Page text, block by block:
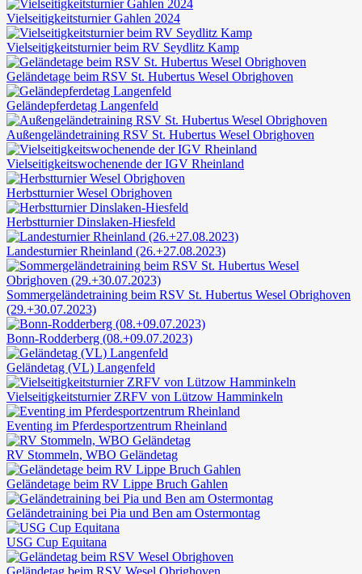
Vielseitigkeitsturnier Gahlen 2024
Vielseitigkeitsturnier beim RV Seydlitz Kamp
Geländetage beim RSV St. Hubertus Wesel Obrighoven
Geländepferdetag Langenfeld
Außengeländetraining RSV St. Hubertus Wesel Obrighoven
Vielseitigkeitswochenende der IGV Rheinland
Herbstturnier Wesel Obrighoven
Herbstturnier Dinslaken-Hiesfeld
Landesturnier Rheinland (26.+27.08.2023)
Sommergeländetraining beim RSV St. Hubertus Wesel Obrighoven
(29.+30.07.2023)
Bonn-Rodderberg (08.+09.07.2023)
Geländetag (VL) Langenfeld
Vielseitigkeitsturnier ZRFV von Lützow Hamminkeln
Eventing im Pferdesportzentrum Rheinland
RV Stommeln, WBO Geländetag
Geländetage beim RV Lippe Bruch Gahlen
Geländetraining bei Pia und Ben am Ostermontag
USG Cup Equitana